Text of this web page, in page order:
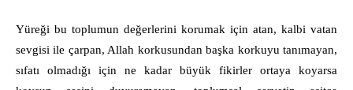
Yüreği bu toplumun değerlerini korumak için atan, kalbi vatan
sevgisi ile çarpan, Allah korkusundan başka korkuyu tanımayan,
sıfatı olmadığı için ne kadar büyük fikirler ortaya koyarsa